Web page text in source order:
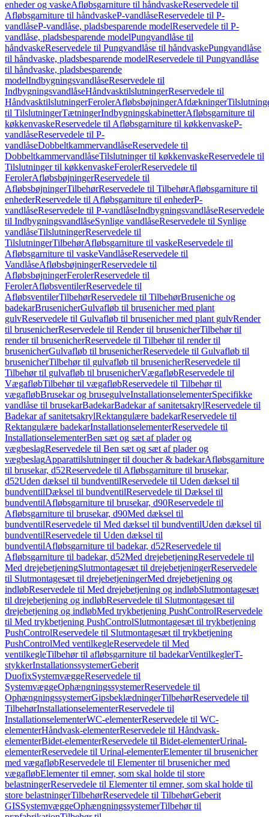
enheder og vaskeAfløbsgarniture til håndvaskeReservedele til
Afløbsgarniture til håndvaskeP-vandlåseReservedele til P-
vandlåseP-vandlåse, pladsbesparende modelReservedele til P-
vandlåse, pladsbesparende modelPungvandlåse til
håndvaskeReservedele til Pungvandlåse til håndvaskePungvandlåse
til håndvaske, pladsbesparende modelReservedele til Pungvandlåse
til håndvaske, pladsbesparende
modelIndbygningsvandlåseReservedele til
IndbygningsvandlåseHåndvasktilslutningerReservedele til
HåndvasktilslutningerFerolerAfløbsbøjningerAfdækninger
til TilslutningerTætningerIndbygningskabinetterAfløbsgarniture til
køkkenvaskeReservedele til Afløbsgarniture til køkkenvaskeP-
vandlåseReservedele til P-
vandlåseDobbeltkammervandlåseReservedele til
DobbeltkammervandlåseTilslutninger til køkkenvaskeReservedele til
Tilslutninger til køkkenvaskeFerolerReservedele til
FerolerAfløbsbøjningerReservedele til
AfløbsbøjningerTilbehørReservedele til TilbehørAfløbsgarniture til
enhederReservedele til Afløbsgarniture til enhederP-
vandlåseReservedele til P-vandlåseIndbygningsvandlåseReservedele
til IndbygningsvandlåseSynlige vandlåseReservedele til Synlige
vandlåseTilslutningerReservedele til
TilslutningerTilbehørAfløbsgarniture til vaskeReservedele til
Afløbsgarniture til vaskeVandlåseReservedele til
VandlåseAfløbsbøjningerReservedele til
AfløbsbøjningerFerolerReservedele til
FerolerAfløbsventilerReservedele til
AfløbsventilerTilbehørReservedele til TilbehørBruseniche og
badekarBrusenicherGulvafløb til brusenicher med plant
gulvReservedele til Gulvafløb til brusenicher med plant gulvRender
til brusenicherReservedele til Render til brusenicherTilbehør til
render til brusenicherReservedele til Tilbehør til render til
brusenicherGulvafløb til brusenicherReservedele til Gulvafløb til
brusenicherTilbehør til gulvafløb til brusenicherReservedele til
Tilbehør til gulvafløb til brusenicherVægafløbReservedele til
VægafløbTilbehør til vægafløbReservedele til Tilbehør til
vægafløbBrusekar og brusegulveInstallationselementerSpecifikke
vandlåse til brusekarBadekarBadekar af sanitetsakrylReservedele til
Badekar af sanitetsakrylRektangulære badekarReservedele til
Rektangulære badekarInstallationselementerReservedele til
InstallationselementerBen sæt og sæt af plader og
vægbeslagReservedele til Ben sæt og sæt af plader og
vægbeslagApparattilslutninger til doucher & badekarAfløbsgarniture
til brusekar, d52Reservedele til Afløbsgarniture til brusekar,
d52Uden dæksel til bundventilReservedele til Uden dæksel til
bundventilDæksel til bundventilReservedele til Dæksel til
bundventilAfløbsgarniture til brusekar, d90Reservedele til
Afløbsgarniture til brusekar, d90Med dæksel til
bundventilReservedele til Med dæksel til bundventilUden dæksel til
bundventilReservedele til Uden dæksel til
bundventilAfløbsgarniture til badekar, d52Reservedele til
Afløbsgarniture til badekar, d52Med drejebetjeningReservedele til
Med drejebetjeningSlutmontagesæt til drejebetjeningerReservedele
til Slutmontagesæt til drejebetjeningerMed drejebetjening og
indløbReservedele til Med drejebetjening og indløbSlutmontagesæt
til drejebetjening og indløbReservedele til Slutmontagesæt til
drejebetjening og indløbMed trykbetjening PushControlReservedele
til Med trykbetjening PushControlSlutmontagesæt til trykbetjening
PushControlReservedele til Slutmontagesæt til trykbetjening
PushControlMed ventilkegleReservedele til Med
ventilkegleTilbehør til afløbsgarniture til badekarVentilkeglerT-
stykkerInstallationssystemerGeberit
DuofixSystemvæggeReservedele til
SystemvæggeOphængningssystemerReservedele til
OphængningssystemerGipsbeklædningerTilbehørReservedele til
TilbehørInstallationselementerReservedele til
InstallationselementerWC-elementerReservedele til WC-
elementerHåndvask-elementerReservedele til Håndvask-
elementerBidet-elementerReservedele til Bidet-elementerUrinal-
elementerReservedele til Urinal-elementerElementer til brusenicher
med vægafløbReservedele til Elementer til brusenicher med
vægafløbElementer til emner, som skal holde til store
belastningerReservedele til Elementer til emner, som skal holde til
store belastningerTilbehørReservedele til TilbehørGeberit
GISSystemvæggeOphængningssystemerTilbehør til